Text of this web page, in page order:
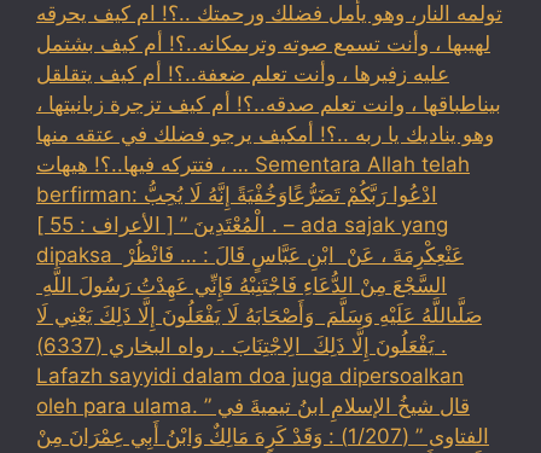
تولمه النار، وهو يأمل فضلك ورحمتك ..؟! ام كيف يحرقه
لهيبها ، وأنت تسمع صوته وترىمكانه..؟! أم كيف بشتمل
عليه زفيرها ، وأنت تعلم ضعفة..؟! أم كيف يتقلقل
بيناطباقها ، وانت تعلم صدقه..؟! أم كيف تزجرة زبانيتها ،
وهو يناديك يا ربه ..؟! أمكيف يرجو فضلك في عتقه منها
، فتتركه فيها..؟! هيهات … Sementara Allah telah
berfirman: ادْعُوا رَبَّكُمْ تَضَرُّعًاوَخُفْيَةً إِنَّهُ لَا يُحِبُّ
الْمُعْتَدِينَ ” [ الأعراف : 55 ] . – ada sajak yang
dipaksa ‏عَنْ‏‏عِكْرِمَةَ ‏، ‏عَنْ ‏ ‏ابْنِ عَبَّاسٍ ‏‏قَالَ : … فَانْظُرْ ‏‏
السَّجْعَ ‏‏مِنْ الدُّعَاءِ فَاجْتَنِبْهُ فَإِنِّي عَهِدْتُ رَسُولَ اللَّهِ ‏
‏صَلَّىاللَّهُ عَلَيْهِ وَسَلَّمَ ‏ ‏وَأَصْحَابَهُ لَا يَفْعَلُونَ إِلَّا ذَلِكَ ‏‏يَعْنِي لَا
يَفْعَلُونَ إِلَّا ذَلِكَ ‏ ‏الِاجْتِنَابَ . رواه البخاري (6337) .
Lafazh sayyidi dalam doa juga dipersoalkan
oleh para ulama. قال شيخُ الإسلامِ ابنُ تيميةَ في ”
الفتاوى ” (1/207) : وَقَدْ كَرِهَ مَالِكٌ وَابْنُ أَبِي عِمْرَانَ مِنْ